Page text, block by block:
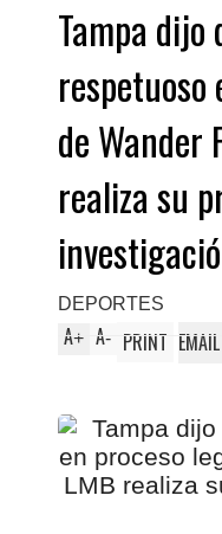
Tampa dijo
respetuoso
de Wander
realiza su
DEPORTES
A+ A- PRINT EMAIL